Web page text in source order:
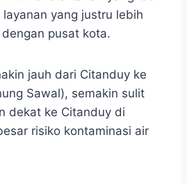
yang justru lebih
pusat kota.
jauh dari Citanduy ke
Sawal), semakin sulit
dekat ke Citanduy di
risiko kontaminasi air